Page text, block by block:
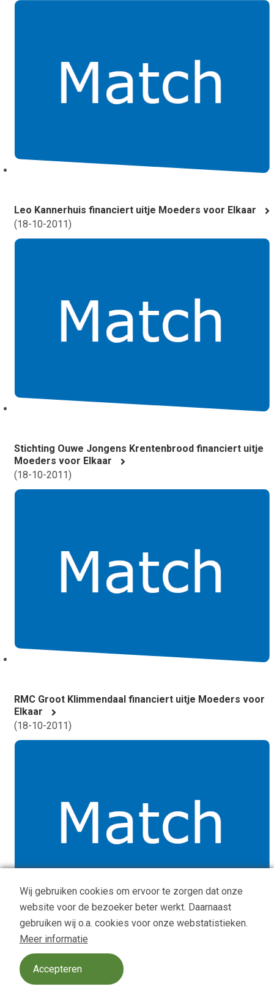
Wij gebruiken cookies om ervoor te zorgen dat onze
website voor de bezoeker beter werkt. Daarnaast
gebruiken wij o.a. cookies voor onze webstatistieken.
Meer informatie
Accepteren
Leo Kannerhuis financiert uitje Moeders voor Elkaar
(18-10-2011)
Stichting Ouwe Jongens Krentenbrood financiert uitje
Moeders voor Elkaar
(18-10-2011)
RMC Groot Klimmendaal financiert uitje Moeders voor
Elkaar
(18-10-2011)
31-08-2011)